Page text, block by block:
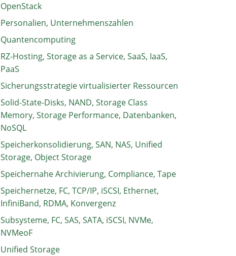
OpenStack
Personalien, Unternehmenszahlen
Quantencomputing
RZ-Hosting, Storage as a Service, SaaS, IaaS,
PaaS
Sicherungsstrategie virtualisierter Ressourcen
Solid-State-Disks, NAND, Storage Class
Memory, Storage Performance, Datenbanken,
NoSQL
Speicherkonsolidierung, SAN, NAS, Unified
Storage, Object Storage
Speichernahe Archivierung, Compliance, Tape
Speichernetze, FC, TCP/IP, iSCSI, Ethernet,
InfiniBand, RDMA, Konvergenz
Subsysteme, FC, SAS, SATA, iSCSI, NVMe,
NVMeoF
Unified Storage